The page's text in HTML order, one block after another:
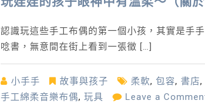
認識玩這些手工布偶的第一個小孩，其實是手
唸書，無意間在街上看到一張徵 […]
小手手 故事與孩子 柔軟, 包容, 書店,
手工綿柔音樂布偶, 玩具 Leave a